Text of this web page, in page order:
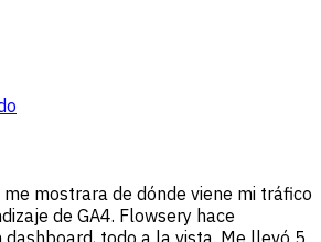
mostrara de dónde viene mi tráfico
de GA4. Flowsery hace